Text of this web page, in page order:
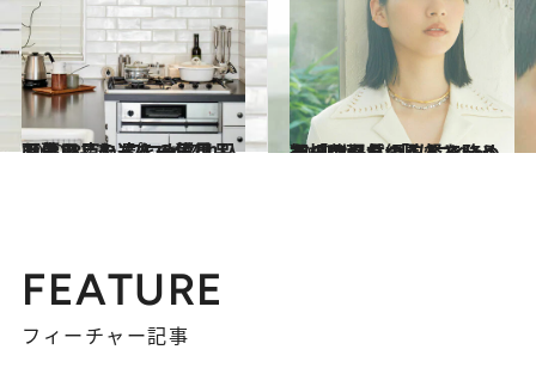
2020.12.3
【暮らしの達人の愛用品画像28点】 プロが惚れ込む日用品たちを一気見！
ライフスタイル 2022.3.7
初の劇場長編監督を務めた「のん」 「私にとって、映画をつくるという選択は必然のことでした」
ライフスタイル
FEATURE
フィーチャー記事